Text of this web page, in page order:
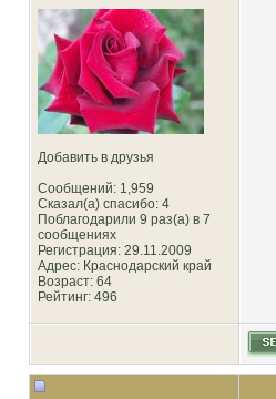
Добавить в друзья
Сообщений: 1,959
Сказал(а) спасибо: 4
Поблагодарили 9 раз(а) в 7
сообщениях
Регистрация: 29.11.2009
Адрес: Краснодарский край
Возраст: 64
Рейтинг: 496